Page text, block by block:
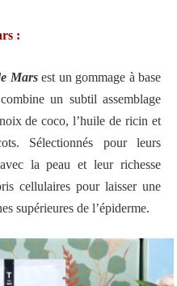
:
Mars est un gommage à base
un subtil assemblage
de coco, l’huile de ricin et
Sélectionnés pour leurs
la peau et leur richesse
cellulaires pour laisser une
supérieures de l’épiderme.